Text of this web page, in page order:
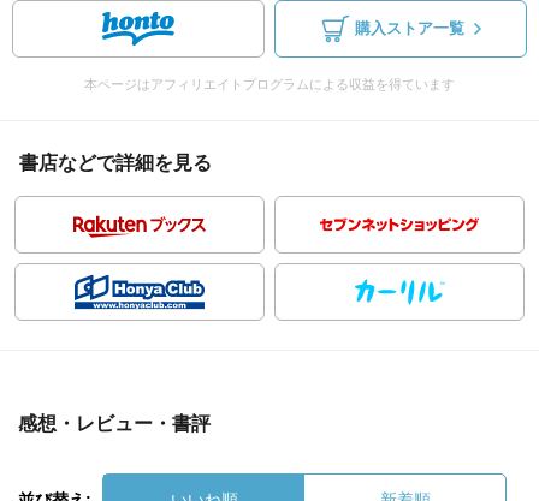
購入ストア一覧
本ページはアフィリエイトプログラムによる収益を得ています
書店などで詳細を見る
感想・レビュー・書評